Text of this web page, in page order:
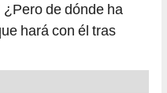
¿Pero de dónde ha
hará con él tras